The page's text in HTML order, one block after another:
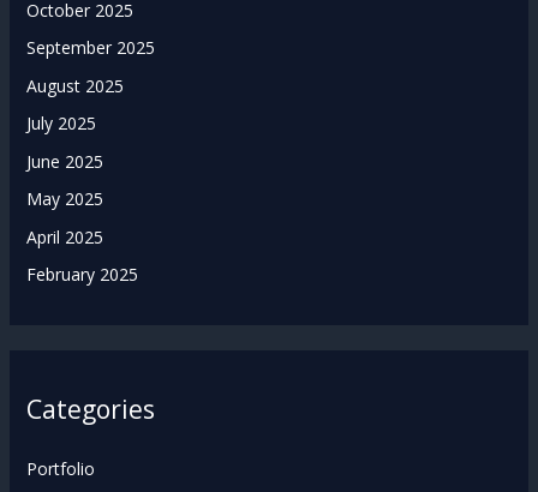
October 2025
September 2025
August 2025
July 2025
June 2025
May 2025
April 2025
February 2025
Categories
Portfolio